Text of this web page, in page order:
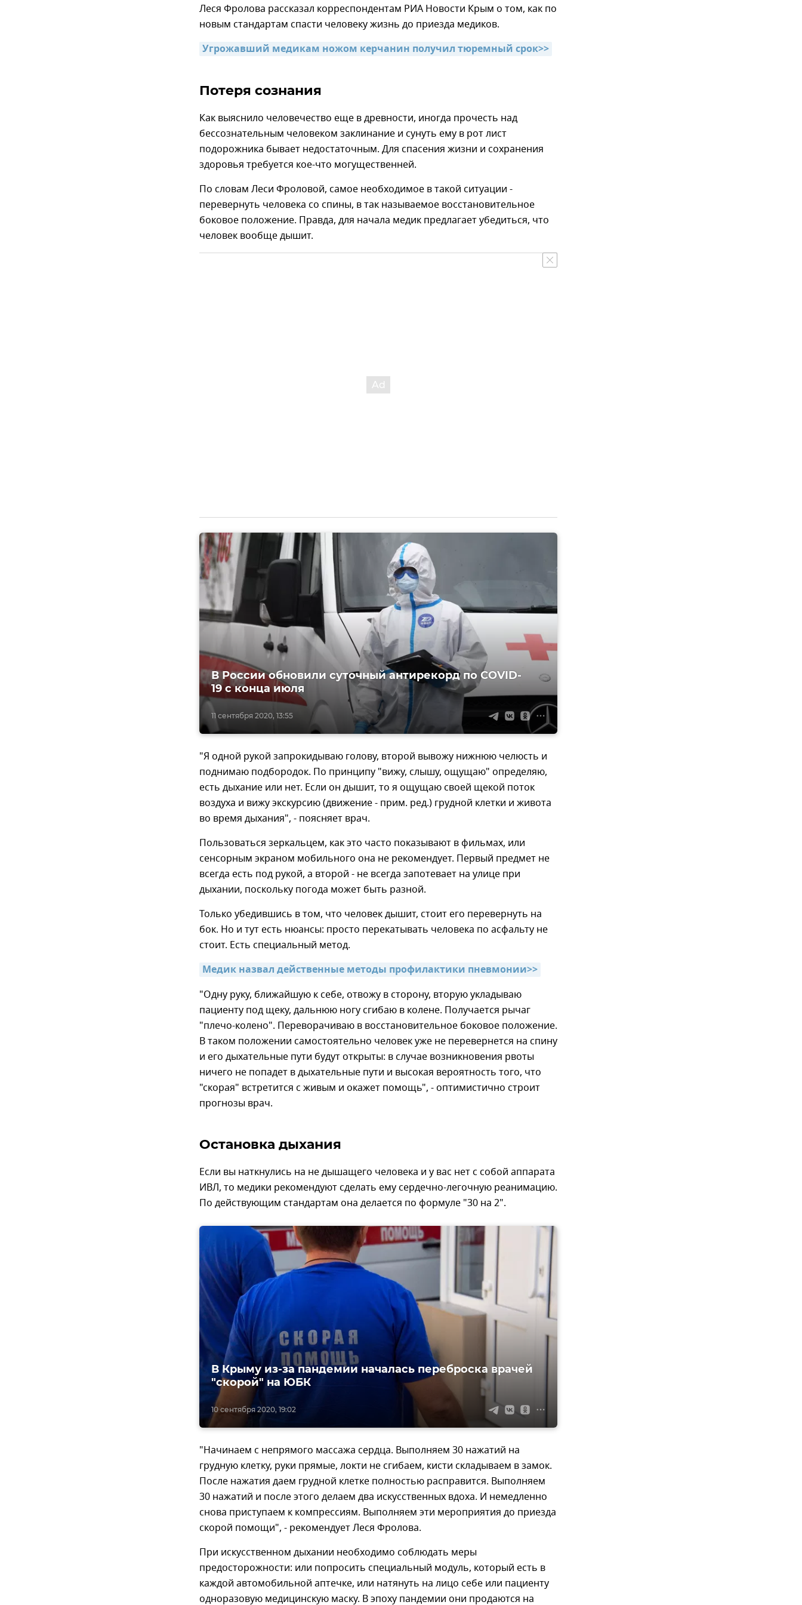
Леся Фролова рассказал корреспондентам РИА Новости Крым о том, как по
новым стандартам спасти человеку жизнь до приезда медиков.
Угрожавший медикам ножом керчанин получил тюремный срок>>
Потеря сознания
Как выяснило человечество еще в древности, иногда прочесть над
бессознательным человеком заклинание и сунуть ему в рот лист
подорожника бывает недостаточным. Для спасения жизни и сохранения
здоровья требуется кое-что могущественней.
По словам Леси Фроловой, самое необходимое в такой ситуации -
перевернуть человека со спины, в так называемое восстановительное
боковое положение. Правда, для начала медик предлагает убедиться, что
человек вообще дышит.
11 сентября 2020, 13:55
В России обновили суточный антирекорд по COVID-
19 c конца июля
"Я одной рукой запрокидываю голову, второй вывожу нижнюю челюсть и
поднимаю подбородок. По принципу "вижу, слышу, ощущаю" определяю,
есть дыхание или нет. Если он дышит, то я ощущаю своей щекой поток
воздуха и вижу экскурсию (движение - прим. ред.) грудной клетки и живота
во время дыхания", - поясняет врач.
Пользоваться зеркальцем, как это часто показывают в фильмах, или
сенсорным экраном мобильного она не рекомендует. Первый предмет не
всегда есть под рукой, а второй - не всегда запотевает на улице при
дыхании, поскольку погода может быть разной.
Только убедившись в том, что человек дышит, стоит его перевернуть на
бок. Но и тут есть нюансы: просто перекатывать человека по асфальту не
стоит. Есть специальный метод.
Медик назвал действенные методы профилактики пневмонии>>
"Одну руку, ближайшую к себе, отвожу в сторону, вторую укладываю
пациенту под щеку, дальнюю ногу сгибаю в колене. Получается рычаг
"плечо-колено". Переворачиваю в восстановительное боковое положение.
В таком положении самостоятельно человек уже не перевернется на спину
и его дыхательные пути будут открыты: в случае возникновения рвоты
ничего не попадет в дыхательные пути и высокая вероятность того, что
"скорая" встретится с живым и окажет помощь", - оптимистично строит
прогнозы врач.
Остановка дыхания
Если вы наткнулись на не дышащего человека и у вас нет с собой аппарата
ИВЛ, то медики рекомендуют сделать ему сердечно-легочную реанимацию.
По действующим стандартам она делается по формуле "30 на 2".
10 сентября 2020, 19:02
В Крыму из-за пандемии началась переброска врачей
"скорой" на ЮБК
"Начинаем с непрямого массажа сердца. Выполняем 30 нажатий на
грудную клетку, руки прямые, локти не сгибаем, кисти складываем в замок.
После нажатия даем грудной клетке полностью расправится. Выполняем
30 нажатий и после этого делаем два искусственных вдоха. И немедленно
снова приступаем к компрессиям. Выполняем эти мероприятия до приезда
скорой помощи", - рекомендует Леся Фролова.
При искусственном дыхании необходимо соблюдать меры
предосторожности: или попросить специальный модуль, который есть в
каждой автомобильной аптечке, или натянуть на лицо себе или пациенту
одноразовую медицинскую маску. В эпоху пандемии они продаются на